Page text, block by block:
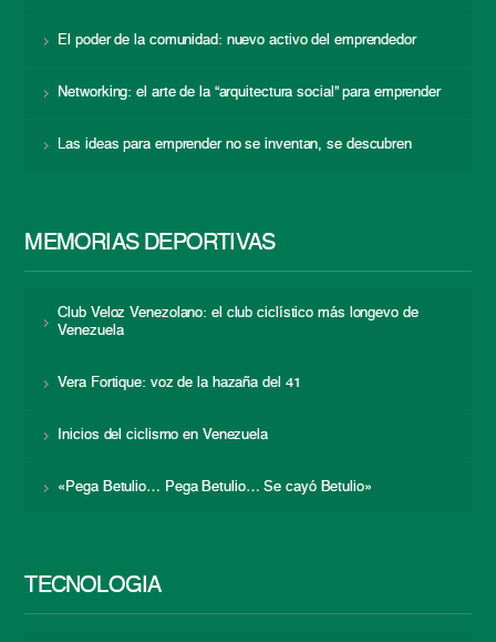
El poder de la comunidad: nuevo activo del emprendedor
Networking: el arte de la “arquitectura social” para emprender
Las ideas para emprender no se inventan, se descubren
MEMORIAS DEPORTIVAS
Club Veloz Venezolano: el club ciclístico más longevo de
Venezuela
Vera Fortique: voz de la hazaña del 41
Inicios del ciclismo en Venezuela
«Pega Betulio… Pega Betulio… Se cayó Betulio»
TECNOLOGÍA